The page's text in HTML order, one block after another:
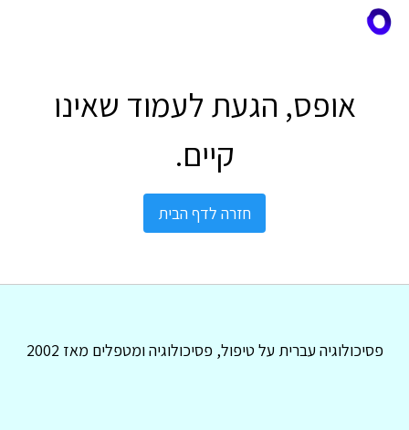
אופס, הגעת לעמוד שאינו
קיים.
חזרה לדף הבית
פסיכולוגיה עברית על טיפול, פסיכולוגיה ומטפלים מאז 2002